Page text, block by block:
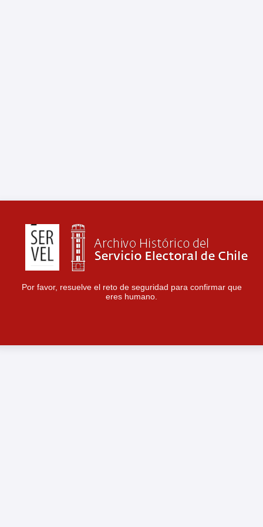
Por favor, resuelve el reto de seguridad para confirmar que
eres humano.